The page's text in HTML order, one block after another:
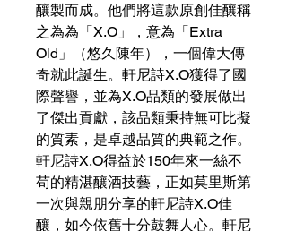
釀製而成。他們將這款原創佳釀稱
之為為「X.O」，意為「Extra
Old」（悠久陳年），一個偉大傳
奇就此誕生。軒尼詩X.O獲得了國
際聲譽，並為X.O品類的發展做出
了傑出貢獻，該品類秉持無可比擬
的質素，是卓越品質的典範之作。
軒尼詩X.O得益於150年來一絲不
苟的精湛釀酒技藝，正如莫里斯第
一次與親朋分享的軒尼詩X.O佳
釀，如今依舊十分鼓舞人心。軒尼